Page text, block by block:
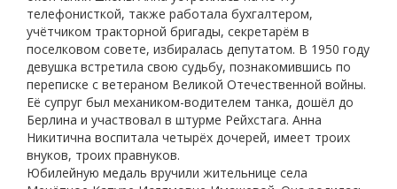
телефонисткой, также работала бухгалтером,
учётчиком тракторной бригады, секретарём в
поселковом совете, избиралась депутатом. В 1950 году
девушка встретила свою судьбу, познакомившись по
переписке с ветераном Великой Отечественной войны.
Её супруг был механиком-водителем танка, дошёл до
Берлина и участвовал в штурме Рейхстага. Анна
Никитична воспитала четырёх дочерей, имеет троих
внуков, троих правнуков.
Юбилейную медаль вручили жительнице села